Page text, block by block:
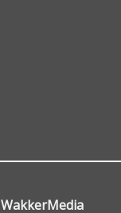
WakkerMedia